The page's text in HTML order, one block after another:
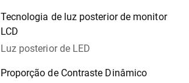
Tecnologia de luz posterior de monitor
LCD
Luz posterior de LED
Proporção de Contraste Dinâmico